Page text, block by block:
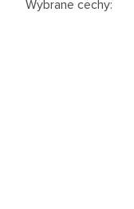
Wybrane cechy: